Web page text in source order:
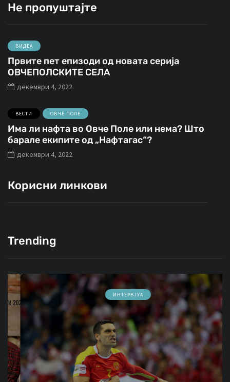
Не пропуштајте
ВИДЕА
Првите пет епизоди од новата серија
ОВЧЕПОЛСКИТЕ СЕЛА
декември 4, 2022
ВЕСТИ ОВЧЕ ПОЛЕ
Има ли нафта во Овче Поле или нема? Што
барале екипите од „Нафтагас“?
декември 4, 2022
Корисни линкови
Trending
ИНТЕРВЈУА